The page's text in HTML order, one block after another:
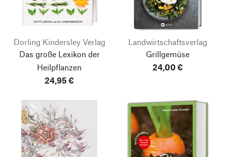
Dorling Kindersley Verlag
Das große Lexikon der
Heilpflanzen
24,95 €
Landwirtschaftsverlag
Grillgemüse
24,00 €